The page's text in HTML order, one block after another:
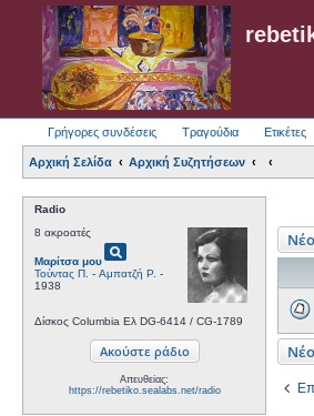
Γρήγορες συνδέσεις Τραγούδια Ετικέτες
Αρχική Σελίδα Αρχική Συζητήσεων
Radio
8 ακροατές
Μαρίτσα μουpageview
Τούντας Π. - Αμπατζή Ρ. -
1938
Δίσκος Columbia Ελ DG-6414 / CG-1789
Απευθείας:
https://rebetiko.sealabs.net/radio